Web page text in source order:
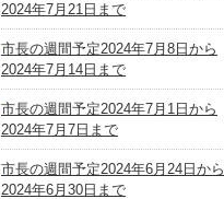
2024年7月21日まで
市長の週間予定2024年7月8日から
2024年7月14日まで
市長の週間予定2024年7月1日から
2024年7月7日まで
市長の週間予定2024年6月24日から
2024年6月30日まで